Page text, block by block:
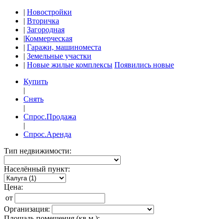
| Новостройки
| Вторичка
| Загородная
|Коммерческая
| Гаражи, машиноместа
| Земельные участки
| Новые жилые комплексы Появились новые
Купить
|
Снять
|
Спрос.Продажа
|
Спрос.Аренда
Тип недвижимости:
Населённый пункт:
Цена:
от
Организация: